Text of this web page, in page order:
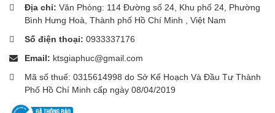
MỘT LỐI ĐẦY ĐỦ CÁC LỐI TẮT
Đơn giản hóa hiệu suất với khả năng truy cập bằng một lần chạm
Địa chỉ: Văn Phòng: 114 Đường số 24, Khu phố 24, Phường
Bình Hưng Hoà, Thành phố Hồ Chí Minh , Việt Nam
Số điện thoại: 0933337176
Email: ktsgiaphuc@gmail.com
Mã số thuế: 0315614998 do Sở Kế Hoạch Và Đầu Tư Thành
Phố Hồ Chí Minh cấp ngày 08/04/2019